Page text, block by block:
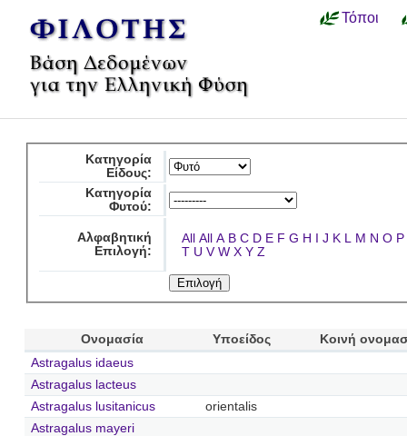
Τόποι
Κατηγορία
Είδους:
Κατηγορία
Φυτού:
Αλφαβητική
Επιλογή:
All All A B C D E F G H I J K L M N O P
T U V W X Y Z
Ονομασία Υποείδος
Κοινή
Astragalus idaeus
Astragalus lacteus
Astragalus lusitanicus
orientalis
Astragalus mayeri